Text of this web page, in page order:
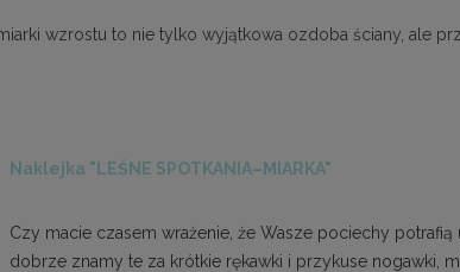
wzrostu to nie tylko wyjątkowa ozdoba ściany, ale
Naklejka "LEŚNE SPOTKANIA–MIARKA"
Czy macie czasem wrażenie, że Wasze pociechy
dobrze znamy te za krótkie rękawki i przykuse nogawki,